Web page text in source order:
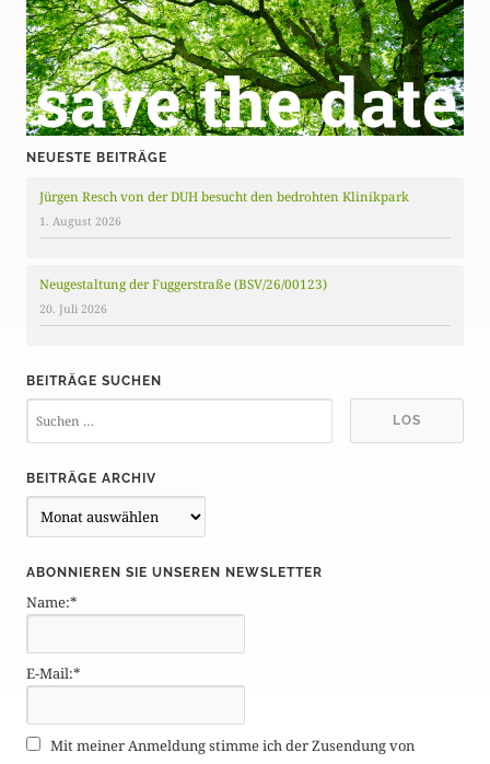
NEUESTE BEITRÄGE
Jürgen Resch von der DUH besucht den bedrohten Klinikpark
1. August 2026
Neugestaltung der Fuggerstraße (BSV/26/00123)
20. Juli 2026
BEITRÄGE SUCHEN
BEITRÄGE ARCHIV
e
t
r
g
e
r
c
ABONNIEREN SIE UNSEREN NEWSLETTER
Name:*
E-Mail:*
Mit meiner Anmeldung stimme ich der Zusendung von